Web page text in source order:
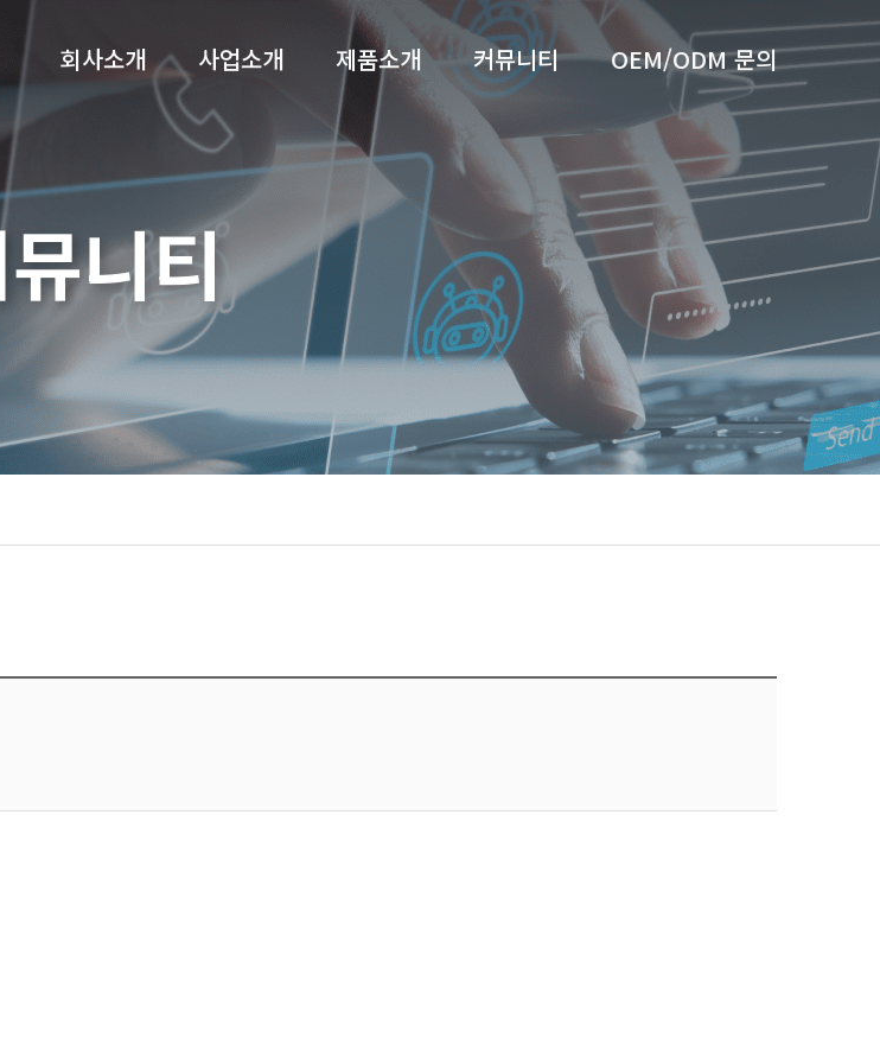
메뉴 건너뛰기
회사소개 사업소개 제품소개 커뮤니티 OEM/ODM 문의
니티